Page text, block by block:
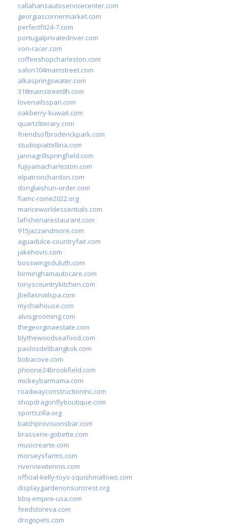
callahansautoservicecenter.com
georgiascornermarket.com
perfectfit24-7.com
portugalprivatedriver.com
von-racer.com
coffeeshopcharleston.com
salon104mainstreet.com
alkaspringswater.com
318mainstreet8h.com
lovenailsspari.com
oakberry-kuwait.com
quartzliterary.com
friendsofbroderickpark.com
studiopiattellina.com
jannagrillspringfield.com
fujiyamacharleston.com
elpatronchardon.com
donglaishun-order.com
fiamc-rome2022.org
mariceworldessentials.com
lafisheriarestaurant.com
915jazzandmore.com
aguadulce-countryfair.com
jakehovis.com
bosswingsduluth.com
birminghamautocare.com
tonyscountrykitchen.com
jbellasnailspa.com
mychaihouse.com
alvisgrooming.com
thegeorginaestate.com
blythewoodseafood.com
paolosdelibangkok.com
bobacove.com
phoone24brookfield.com
mickeybarmama.com
roadwayconstructioninc.com
shopdragonflyboutique.com
sportszilla.org
batchprovisionsbar.com
brasserie-gobette.com
musicrearte.com
morseysfarms.com
riverviewtennis.com
official-kelly-toys-squishmallows.com
displaygardenonsuncrest.org
bbq-empire-usa.com
feedstoreva.com
drogopets.com